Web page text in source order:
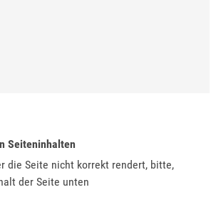
Seiteninhalten
die Seite nicht korrekt rendert, bitte,
der Seite unten